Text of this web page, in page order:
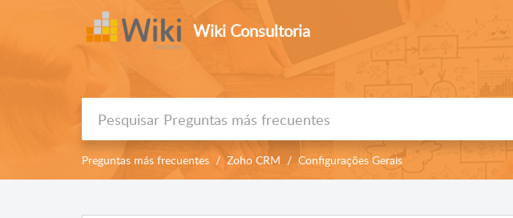
Wiki Consultoria
Preguntas más frecuentes Zoho CRM Configurações Gerais